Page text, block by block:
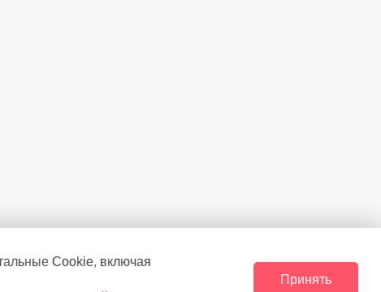
Сookie, включая
Принять